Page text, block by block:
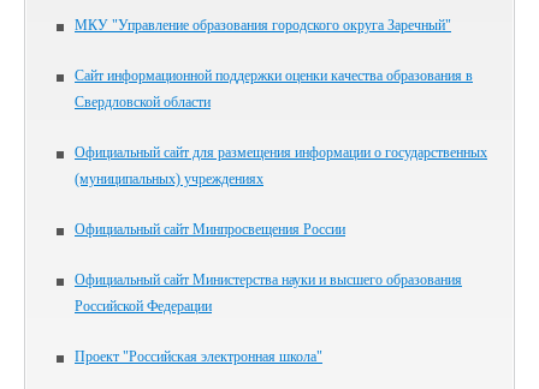
МКУ "Управление образования городского округа Заречный"
Сайт информационной поддержки оценки качества образования в
Свердловской области
Официальный сайт для размещения информации о государственных
(муниципальных) учреждениях
Официальный сайт Минпросвещения России
Официальный сайт Министерства науки и высшего образования
Российской Федерации
Проект "Российская электронная школа"